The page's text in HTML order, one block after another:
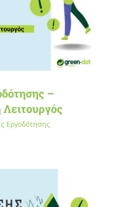
–
Εργοδότησης